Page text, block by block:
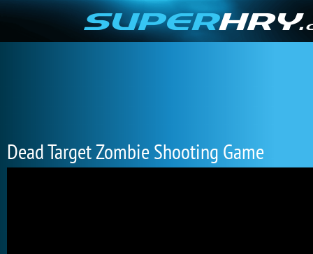
Dead Target Zombie Shooting Game